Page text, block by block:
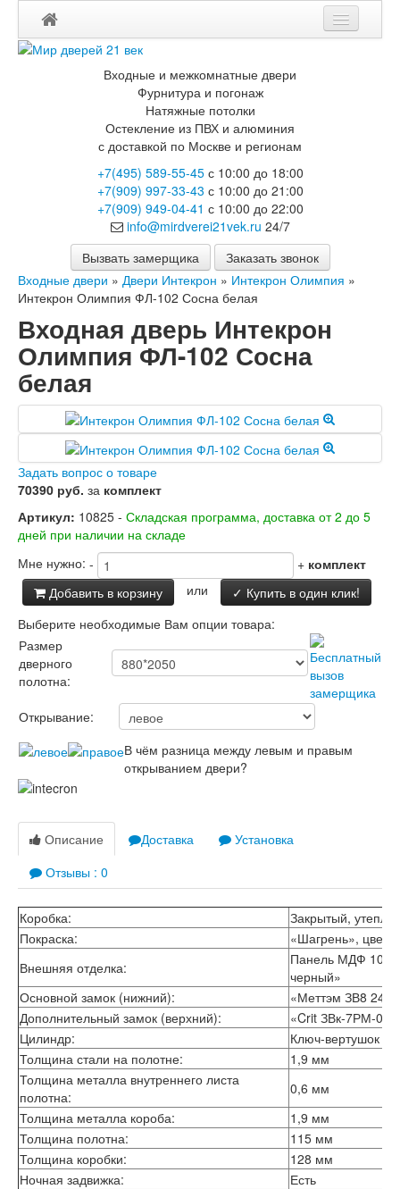
Мои заказы
Двери с терморазрывом для улицы
Противопожарные двери
Двери Бункер
Двери Лекс
Двери Рыцарь
Двери Термодор
Арктика
Монолит
Стайл
Термо
Термо Лацио
Заводские двери
Двери Лабиринт
Лабиринт Аляска Лайт
Лабиринт Арт
Лабиринт Атлантик
Лабиринт Бетон
Лабиринт Верса
Лабиринт Версаль
Лабиринт Гранд
Лабиринт Дверь двойная тамбурная под
заказ
Лабиринт Имперо
Лабиринт Инфинити
Лабиринт Карбон
Лабиринт Кармина
Лабиринт Классик Шагрень
Лабиринт Кредор
Лабиринт Лаб Про
Лабиринт Лайн Вайт
Лабиринт Лофт
Лабиринт Мегаполис
Лабиринт Норд Плюс
Лабиринт Нью Йорк
Лабиринт Пазл
Лабиринт Пиано
Лабиринт Пиано Смарт 2.0
Лабиринт Платинум
Лабиринт Полярис лайт
Лабиринт Роял
Лабиринт Сильвер
Лабиринт Сияна
Лабиринт Скандия
Лабиринт Смартлаб
Лабиринт Соналаб
Лабиринт Термолайт
Лабиринт Термомагнит
Лабиринт Трендо
Лабиринт Тундра Плюс
Лабиринт Урбан
Входные и межкомнатные двери
Фурнитура и погонаж
Натяжные потолки
Остекление из ПВХ и алюминия
с доставкой по Москве и регионам
+7(495) 589-55-45с 10:00 до 18:00
+7(909) 997-33-43 с 10:00 до 21:00
+7(909) 949-04-41 с 10:00 до 22:00
info@mirdverei21vek.ru 24/7
Вызвать замерщика
Заказать звонок
Входные двери » Двери Интекрон » Интекрон Олимпия »
Интекрон Олимпия ФЛ-102 Сосна белая
Входная дверь Интекрон
Олимпия ФЛ-102 Сосна
белая
Задать вопрос о товаре
70390 руб. за комплект
Артикул: 10825 - Складская программа, доставка от 2 до 5
дней при наличии на складе
Мне нужно: - + комплект
Добавить в корзину
или
✓ Купить в один клик!
Выберите необходимые Вам опции товара:
Размер
дверного
полотна:
Открывание:
В чём разница между левым и правым
открыванием двери?
Описание Доставка
Установка
Отзывы : 0
Коробка:
Закрытый,
Покраска:
«Шагрень», цвет
Внешняя отделка:
Панель МДФ 10
черный»
Основной замок (нижний):
«Меттэм ЗВ8
Дополнительный замок (верхний):
«Crit ЗВк-7РМ-
Цилиндр:
Ключ-вертушок
Толщина стали на полотне:
1,9 мм
Толщина металла внутреннего листа
полотна:
0,6 мм
Толщина металла короба:
1,9 мм
Толщина полотна:
115 мм
Толщина коробки:
128 мм
Ночная задвижка:
Есть